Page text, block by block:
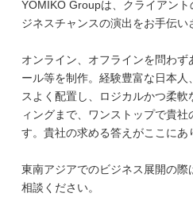
YOMIKO Groupは、クライアン
ジネスチャンスの演出をお手伝い
オンライン、オフラインを問わ
ール等を制作。経験豊富な日本
スよく配置し、ロジカルかつ柔
ィングまで、ワンストップで貴社
す。貴社の求める答えがここにあ
東南アジアでのビジネス展開の
相談ください。